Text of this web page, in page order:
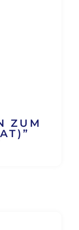
ZUM